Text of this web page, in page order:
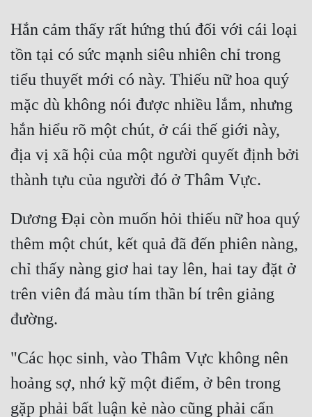
Hắn cảm thấy rất hứng thú đối với cái loại
tồn tại có sức mạnh siêu nhiên chỉ trong
tiểu thuyết mới có này. Thiếu nữ hoa quý
mặc dù không nói được nhiều lắm, nhưng
hắn hiểu rõ một chút, ở cái thế giới này,
địa vị xã hội của một người quyết định bởi
Dương Đại còn muốn hỏi thiếu nữ hoa quý
thêm một chút, kết quả đã đến phiên nàng,
chỉ thấy nàng giơ hai tay lên, hai tay đặt ở
trên viên đá màu tím thần bí trên giảng
"Các học sinh, vào Thâm Vực không nên
hoảng sợ, nhớ kỹ một điểm, ở bên trong
gặp phải bất luận kẻ nào cũng phải cẩn